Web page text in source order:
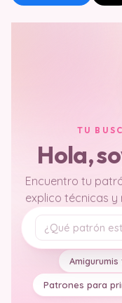
TU
Hola,
Encuentro tu
explico técnicas y
Tu pregunta
Patrones para